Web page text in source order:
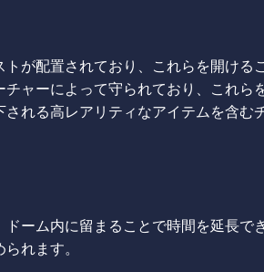
が配置されており、これらを開ける
ャーによって守られており、これら
れる高レアリティなアイテムを含む
ーム内に留まることで時間を延長で
れます。